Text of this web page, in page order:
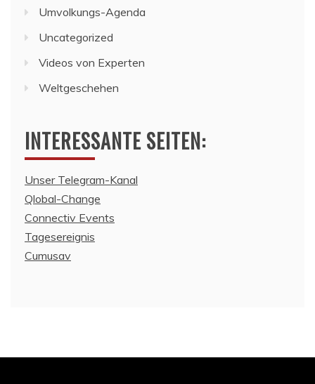
Umvolkungs-Agenda
Uncategorized
Videos von Experten
Weltgeschehen
INTERESSANTE SEITEN:
Unser Telegram-Kanal
Qlobal-Change
Connectiv Events
Tagesereignis
Cumusav